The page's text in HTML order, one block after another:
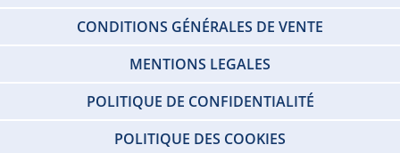
CONDITIONS GÉNÉRALES DE VENTE
MENTIONS LEGALES
POLITIQUE DE CONFIDENTIALITÉ
POLITIQUE DES COOKIES